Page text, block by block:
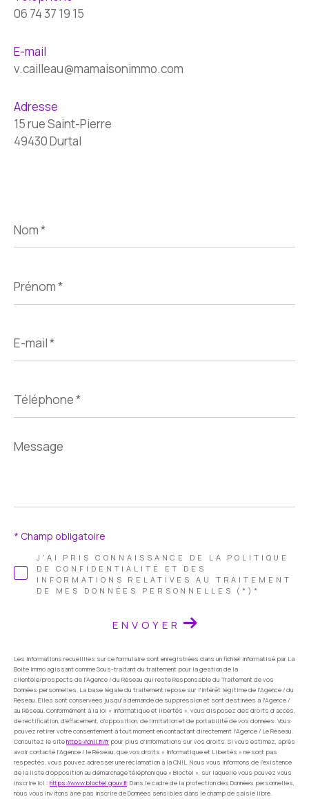
06 74 37 19 15
E-mail
v.cailleau@mamaisonimmo.com
Adresse
15 rue Saint-Pierre
49430 Durtal
*
*
mail
*
*
Message
*
J'AI PRIS CONNAISSANCE DE LA POLITIQUE
DE CONFIDENTIALITÉ ET DES
INFORMATIONS RELATIVES AU TRAITEMENT
DE MES DONNÉES PERSONNELLES (*)*
* Champ obligatoire
ENVOYER
Les informations recueillies sur ce formulaire sont enregistrées dans un fichier informatisé par La
Boite Immo agissant comme Sous-traitant du traitement pour la gestion de la
clientèle/prospects de l'Agence / du Réseau qui reste Responsable du Traitement de vos
Données personnelles. La base légale du traitement repose sur l'intérêt légitime de l'Agence / du
Réseau. Elles sont conservées jusqu'à demande de suppression et sont destinées à l'Agence /
au Réseau. Conformément à la loi « informatique et libertés », vous disposez des droits d’accès,
de rectification, d’effacement, d’opposition, de limitation et de portabilité de vos données. Vous
pouvez retirer votre consentement à tout moment en contactant directement l’Agence / Le Réseau.
Consultez le sitehttps://cnil.fr/fr pour plus d’informations sur vos droits. Si vous estimez, après
avoir contacté l'Agence / le Réseau, que vos droits « Informatique et Libertés » ne sont pas
respectés, vous pouvez adresser une réclamation à la CNIL. Nous vous informons de l’existence
de la liste d'opposition au démarchage téléphonique « Bloctel », sur laquelle vous pouvez vous
inscrire ici : https://www.bloctel.gouv.fr. Dans le cadre de la protection des Données personnelles,
nous vous invitons à ne pas inscrire de Données sensibles dans le champ de saisie libre.